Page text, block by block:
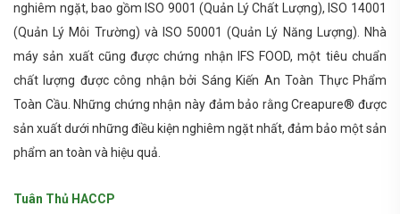
nghiêm ngặt, bao gồm ISO 9001 (Quản Lý Chất Lượng), ISO 14001
(Quản Lý Môi Trường) và ISO 50001 (Quản Lý Năng Lượng). Nhà
máy sản xuất cũng được chứng nhận IFS FOOD, một tiêu chuẩn
chất lượng được công nhận bởi Sáng Kiến An Toàn Thực Phẩm
Toàn Cầu. Những chứng nhận này đảm bảo rằng Creapure® được
sản xuất dưới những điều kiện nghiêm ngặt nhất, đảm bảo một sản
phẩm an toàn và hiệu quả.
Tuân Thủ HACCP